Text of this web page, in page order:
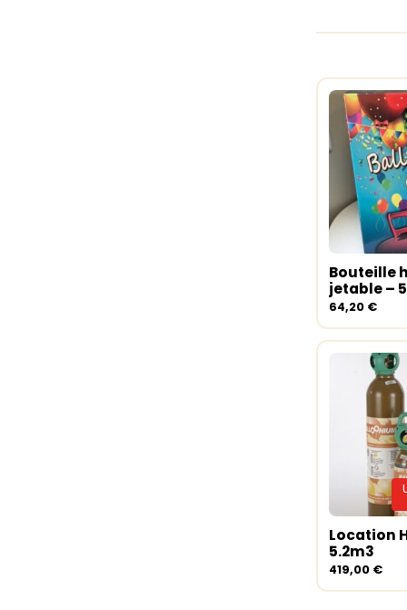
Ajouter
Bouteille
jetable –
64,20 €
Lire la
Location
5.2m3
419,00 €